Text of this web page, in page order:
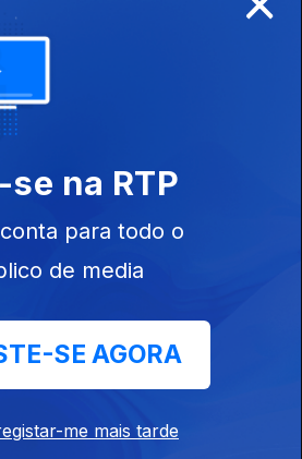
Convento de
Convento da
Lisboa
Ep. 9
Mosteiro de
na RTP
para todo o
de media
SE AGORA
me mais tarde